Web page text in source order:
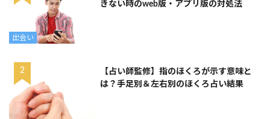
出会い
きない時のweb版・アプリ版の対処法
【占い師監修】指のほくろが示す意味と
は？手足別＆左右別のほくろ占い結果